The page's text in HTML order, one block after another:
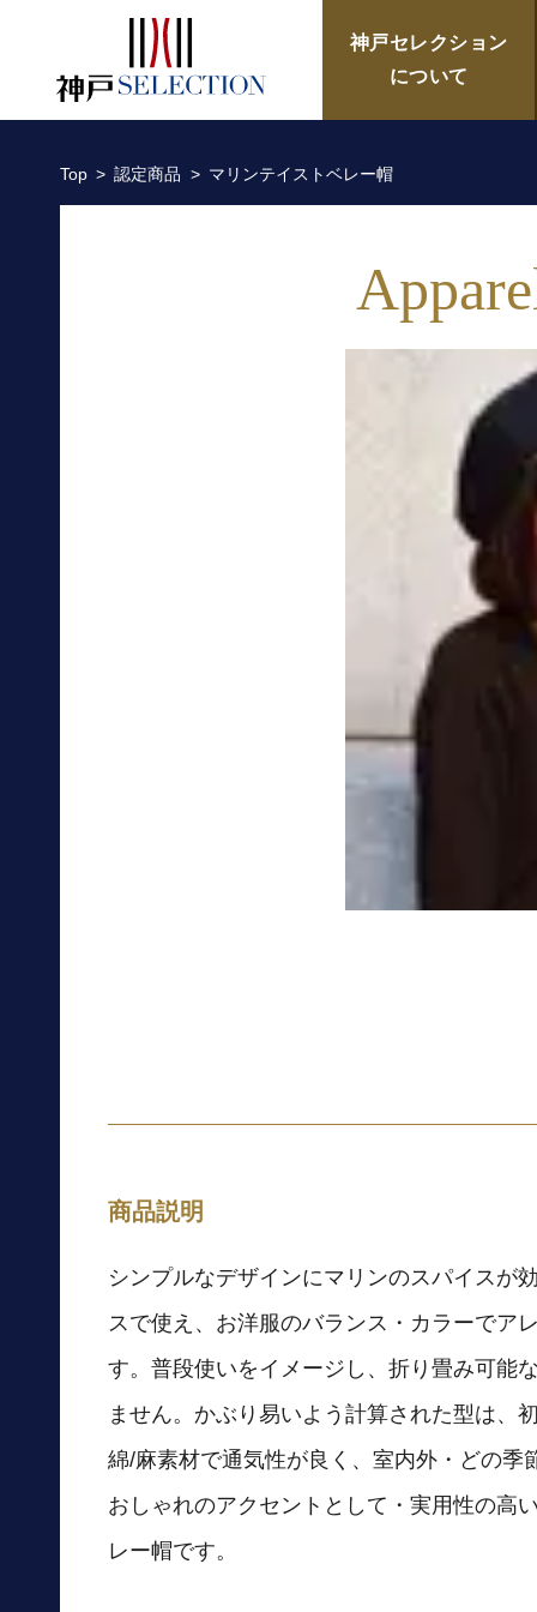
マリンテイストベレー帽／
神戸セレクション
について
Top 認定商品 マリンテイストベレー帽
商品説明
シンプルなデザインにマリンのスパイスが
スで使え、お洋服のバランス・カラーでア
す。普段使いをイメージし、折り畳み可能
ません。かぶり易いよう計算された型は、
綿/麻素材で通気性が良く、室内外・どの季
おしゃれのアクセントとして・実用性の高
レー帽です。